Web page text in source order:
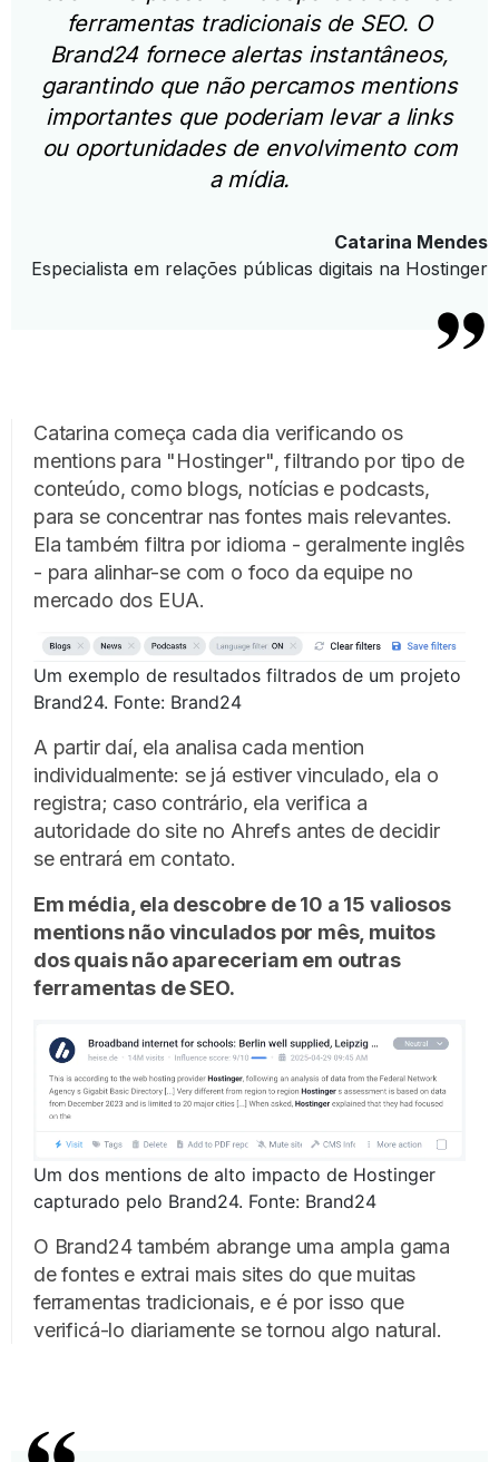
ferramentas tradicionais de SEO. O
Brand24 fornece alertas instantâneos,
garantindo que não percamos mentions
importantes que poderiam levar a links
ou oportunidades de envolvimento com
a mídia.
Catarina Mendes
Especialista em relações públicas digitais na Hostinger
Catarina começa cada dia verificando os
mentions para "Hostinger", filtrando por tipo de
conteúdo, como blogs, notícias e podcasts,
para se concentrar nas fontes mais relevantes.
Ela também filtra por idioma - geralmente inglês
- para alinhar-se com o foco da equipe no
mercado dos EUA.
Um exemplo de resultados filtrados de um projeto
Brand24. Fonte: Brand24
A partir daí, ela analisa cada mention
individualmente: se já estiver vinculado, ela o
registra; caso contrário, ela verifica a
autoridade do site no Ahrefs antes de decidir
se entrará em contato.
Em média, ela descobre de 10 a 15 valiosos
mentions não vinculados por mês, muitos
dos quais não apareceriam em outras
ferramentas de SEO.
Um dos mentions de alto impacto de Hostinger
capturado pelo Brand24. Fonte: Brand24
O Brand24 também abrange uma ampla gama
de fontes e extrai mais sites do que muitas
ferramentas tradicionais, e é por isso que
verificá-lo diariamente se tornou algo natural.